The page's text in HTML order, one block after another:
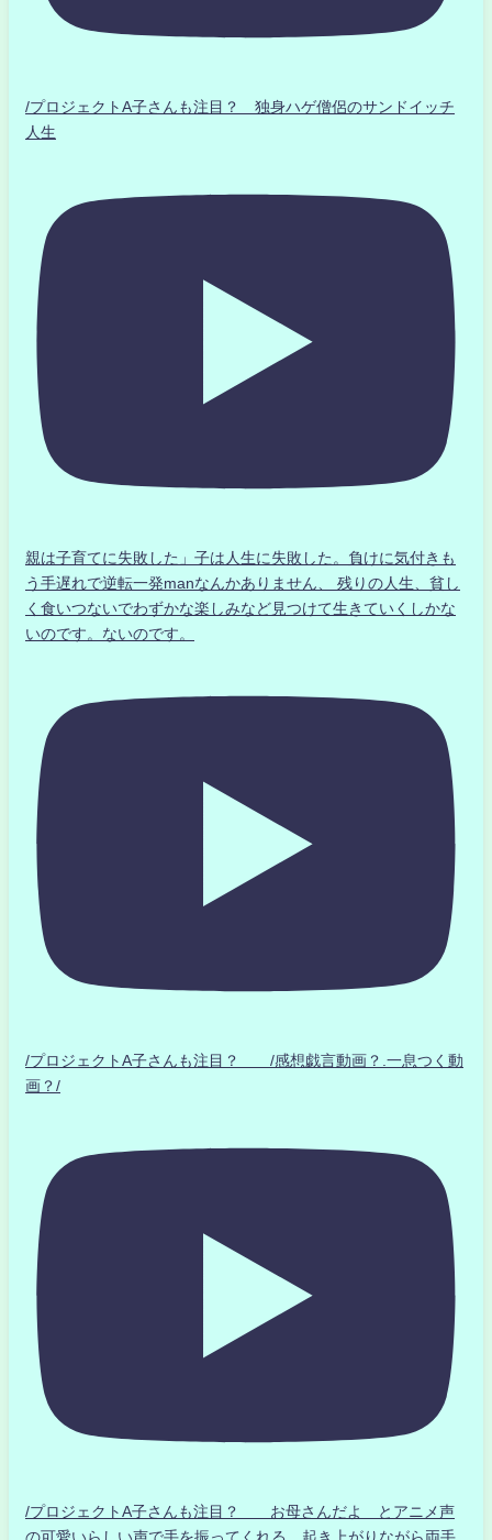
/プロジェクトA子さんも注目？ 独身ハゲ僧侶のサンドイッチ
人生
親は子育てに失敗した」子は人生に失敗した。負けに気付きも
う手遅れで逆転一発manなんかありません、 残りの人生、貧し
く食いつないでわずかな楽しみなど見つけて生きていくしかな
いのです。ないのです。
/プロジェクトA子さんも注目？ /感想戯言動画？.一息つく動
画？/
/プロジェクトA子さんも注目？ お母さんだよ とアニメ声
の可愛いらしい声で手を振ってくれる 起き上がりながら両手